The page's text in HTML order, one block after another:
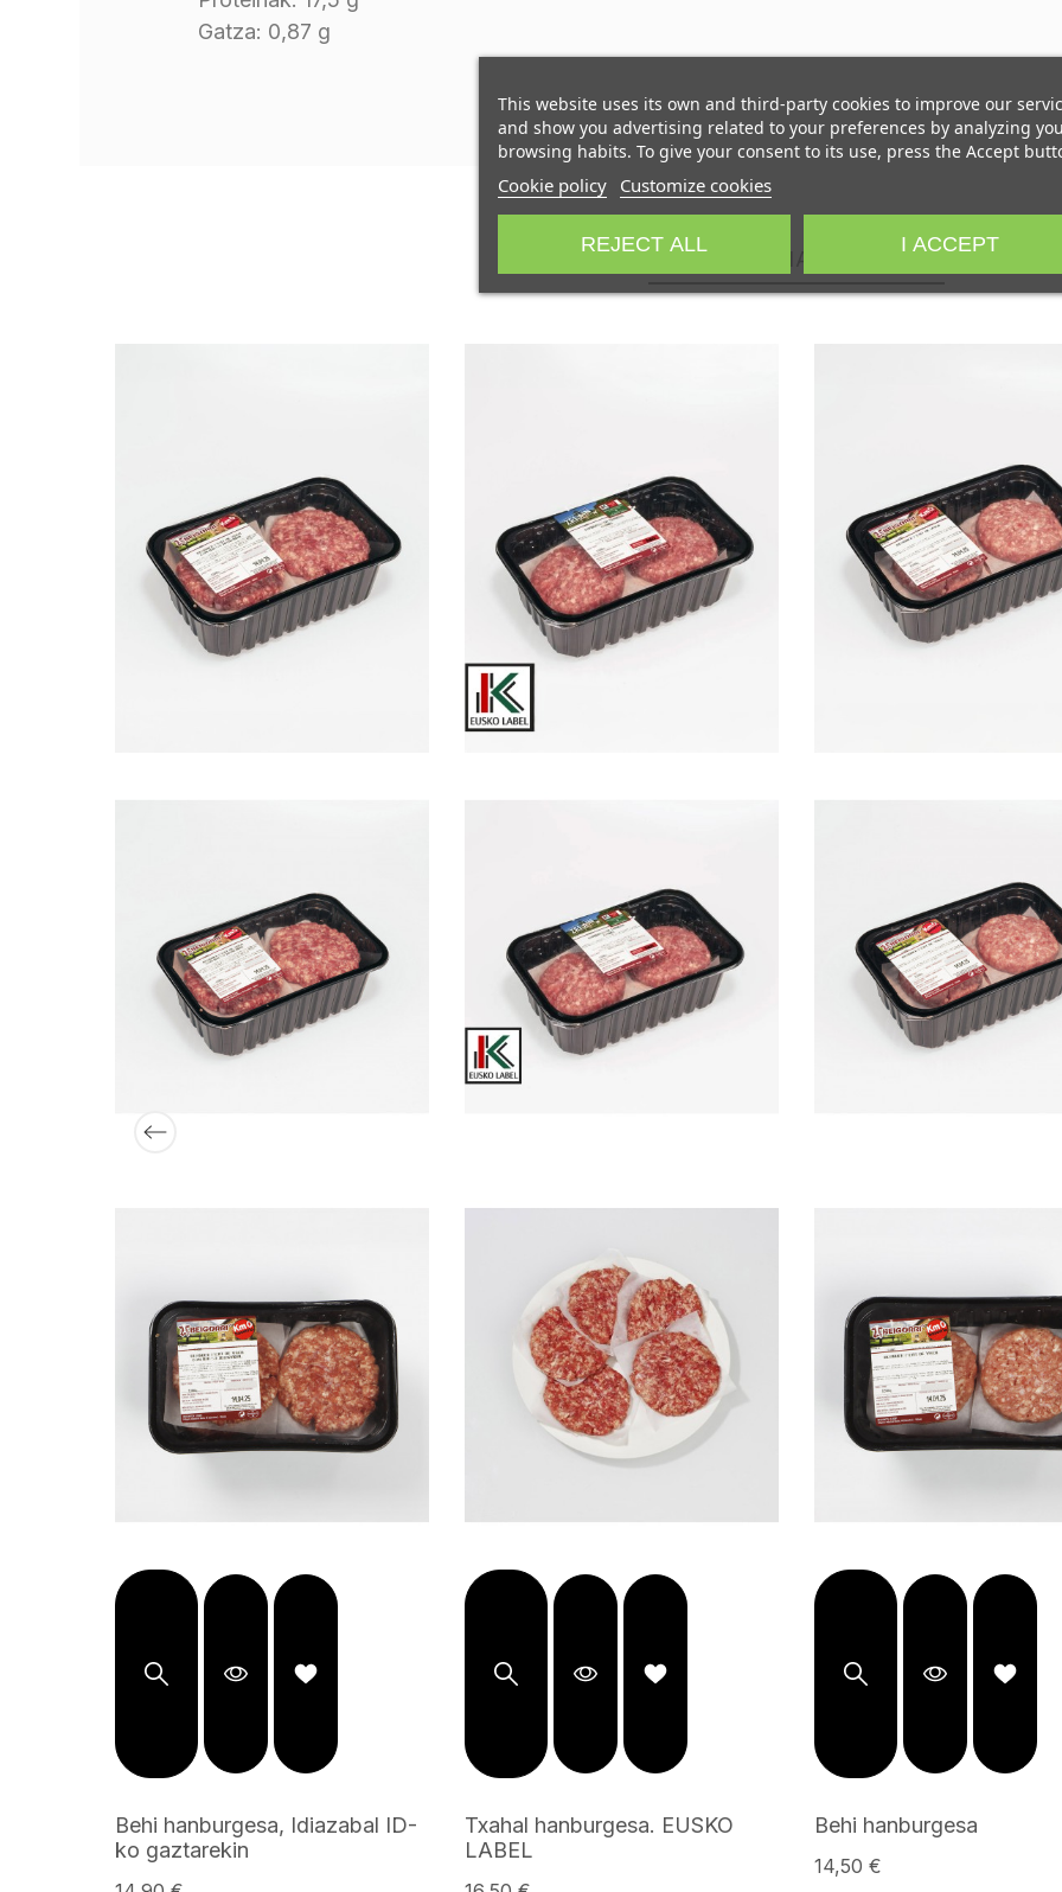
Gatza: 0,87 g
KATEGORIA BEREAN
Behi hanburgesa, Idiazabal ID-
ko gaztarekin
Txahal hanburgesa. EUSKO
LABEL
Behi hanburgesa
14,50 €
This website uses its own and third-party cookies to improve our
and show you advertising related to your preferences by analyzing
browsing habits. To give your consent to its use, press the Accept
Cookie policy Customize cookies
REJECT ALL I ACCEPT